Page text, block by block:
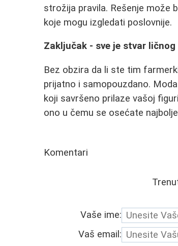
strožija pravila. Rešenje može
koje mogu izgledati poslovnije.
Zaključak - sve je stvar
Bez obzira da li ste tim
prijatno i samopouzdano.
koji savršeno prilaze vašoj
ono u čemu se osećate
Komentari
Vaše ime:
Vaš email: